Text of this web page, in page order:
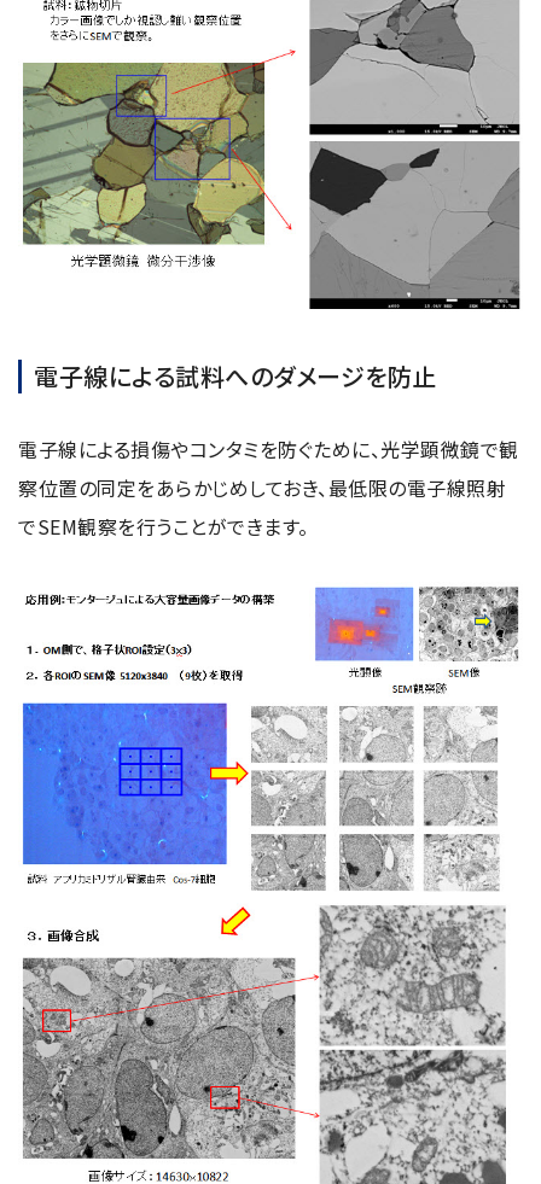
電子線による試料へのダメージを防止
電子線による損傷やコンタミを防ぐために、光学顕微鏡で観
察位置の同定をあらかじめしておき、最低限の電子線照射
でSEM観察を行うことができます。